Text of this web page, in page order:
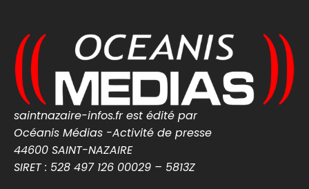
0 0 Twitter
MEDIA WEB @mediawebinfos 7 Août
Une arnaque aux faux agents refait surface en
Loire-Atlantique : la police appelle à la vigilance
Une arnaque aux faux agents refait
saintnazaire-infos.fr est édité par
Océanis Médias -Activité de presse
44600 SAINT-NAZAIRE
SIRET : 528 497 126 00029 – 5813Z